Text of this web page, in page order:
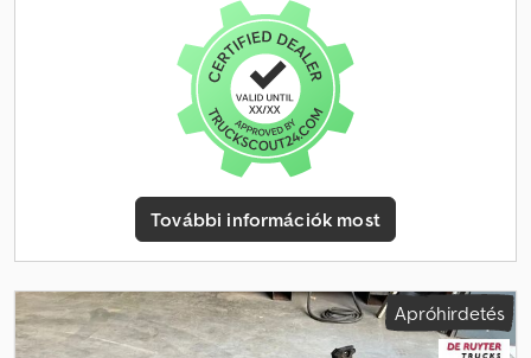
További információk most
Apróhirdetés